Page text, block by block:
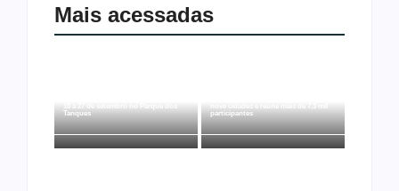
Mais acessadas
Tanques
participantes